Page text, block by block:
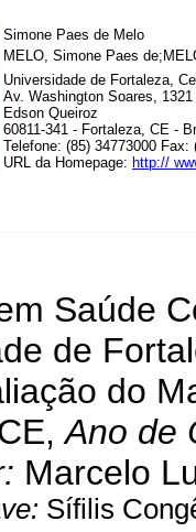
Simone Paes de Melo
MELO, Simone Paes
Universidade de Fortaleza,
Av. Washington Soares, 1321
Edson Queiroz
60811-341 - Fortaleza, CE -
Telefone: (85) 34773000 Fax:
URL da Homepage: http://
Saúde
de
do
Ano de
Marcelo
Sífilis